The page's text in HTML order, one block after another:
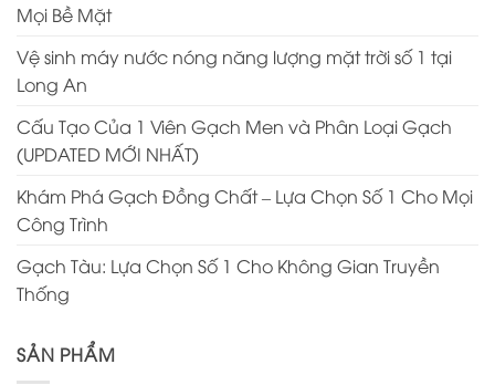
Mọi Bề Mặt
Vệ sinh máy nước nóng năng lượng mặt trời số 1 tại
Long An
Cấu Tạo Của 1 Viên Gạch Men và Phân Loại Gạch
(UPDATED MỚI NHẤT)
Khám Phá Gạch Đồng Chất – Lựa Chọn Số 1 Cho Mọi
Công Trình
Gạch Tàu: Lựa Chọn Số 1 Cho Không Gian Truyền
Thống
SẢN PHẨM